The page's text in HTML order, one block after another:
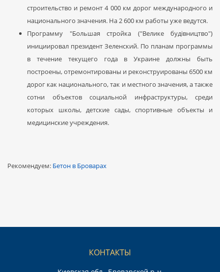
строительство и ремонт 4 000 км дорог международного и
национального значения. На 2 600 км работы уже ведутся.
Программу "Большая стройка ("Велике будівництво")
инициировал президент Зеленский. По планам программы
в течение текущего года в Украине должны быть
построены, отремонтированы и реконструированы 6500 км
дорог как национального, так и местного значения, а также
сотни объектов социальной инфраструктуры, среди
которых школы, детские сады, спортивные объекты и
медицинские учреждения.
Рекомендуем: Бетон в Броварах
КОНТАКТЫ